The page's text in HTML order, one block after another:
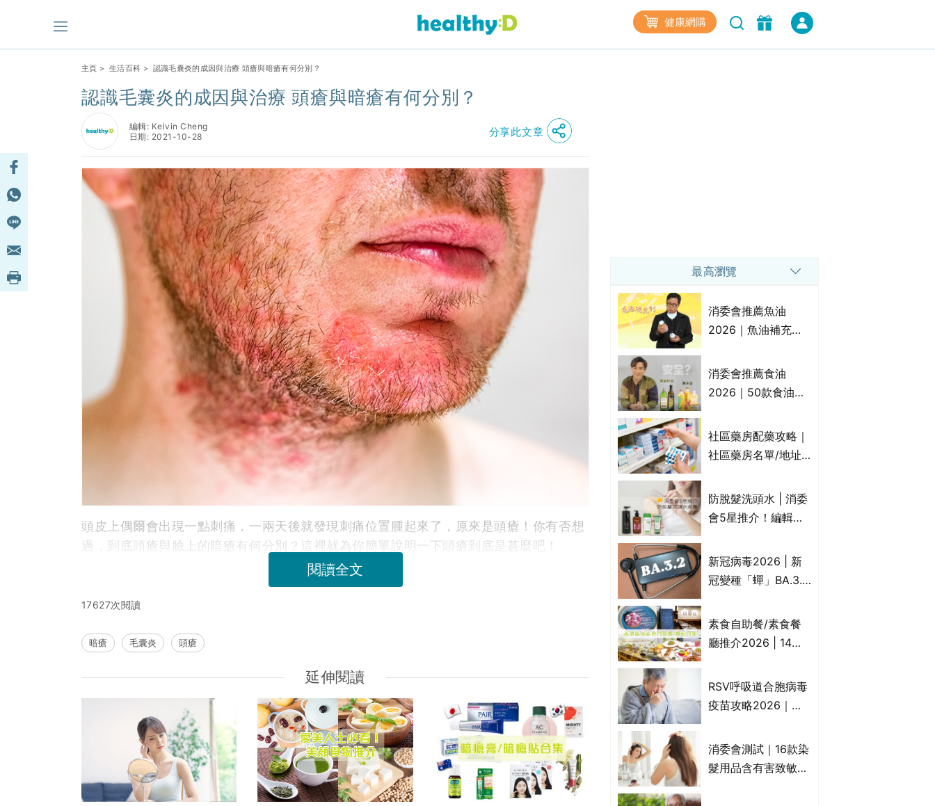
健康網購
主頁 > 生活百科 > 認識毛囊炎的成因與治療 頭瘡與暗瘡有何分別？
認識毛囊炎的成因與治療 頭瘡與暗瘡有何分別？
編輯: Kelvin Cheng
日期: 2021-10-28
分享此文章
頭皮上偶爾會出現一點刺痛，一兩天後就發現刺痛位置腫起來了，原來是頭瘡！你有否想
過，到底頭瘡與臉上的暗瘡有何分別？這裡就為你簡單說明一下頭瘡到底是甚麼吧！
閱讀全文
17627次閱讀
暗瘡 毛囊炎 頭瘡
延伸閱讀
最高瀏覽
消委會推薦魚油
2026｜魚油補充劑
名單｜附1款國際魚
油標準5星認證 針對
消委會推薦食油
2026｜50款食油評
物｜21款健康煮食油
總評達5星滿分名單
花籽油/花生油等)
社區藥房配藥攻略｜
社區藥房名單/地址/
法一覽表｜社區藥房
是甚麼？可以申請藥
防脫髮洗頭水 | 消委
會5星推介！編輯加
比較：位元堂、呂、
PANTOGAR、純素
新冠病毒2026 | 新
冠變種「蟬」BA.3.2
播、風險與預防方法
一文睇
素食自助餐/素食餐
廳推介2026 | 14間
中式/印度/東南亞/港
式/Fusion素食齋菜
RSV呼吸道合胞病毒
疫苗攻略2026｜
高危？RSV疫苗價錢
比較、打針後反應處
消委會測試｜16款染
髮用品含有害致敏物